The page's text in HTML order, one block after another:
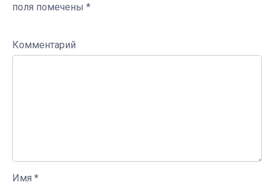
поля помечены *
Комментарий
Имя *